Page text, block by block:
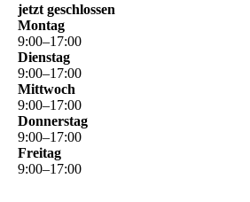
jetzt geschlossen
Montag
9:00–17:00
Dienstag
9:00–17:00
Mittwoch
9:00–17:00
Donnerstag
9:00–17:00
Freitag
9:00–17:00